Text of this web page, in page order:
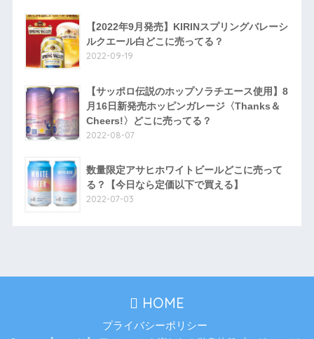
【2022年9月発売】KIRINスプリングバレーシ
ルクエール白どこに売ってる？
2022-09-19
【サッポロ伝説のホップソラチエース使用】8
月16日新発売ホッピンガレージ〈Thanks＆
Cheers!〉どこに売ってる？
2022-08-07
数量限定アサヒホワイトビールどこに売って
る？【今日なら定価以下で買える】
2022-07-03
HOME
プライバシーポリシー